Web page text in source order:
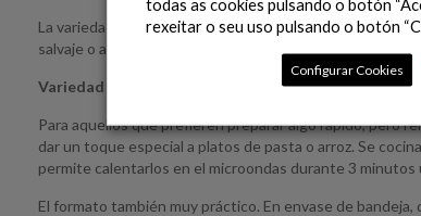
La variedad AL PLATO contiene tres deliciosas
salvaje o arroz caldoso marinero con la mejor selección
Variedad
Para aquellos que prefieren preparar algo rápido, pero
dar un toque especial a platos de pasta o arroz. Se
permite calentarlos en el microondas durante 3
El formato también muy práctico. En envase de
todas as cookies pulsando o botón
rexeitar o seu uso pulsando o botón
Configurar Cookies